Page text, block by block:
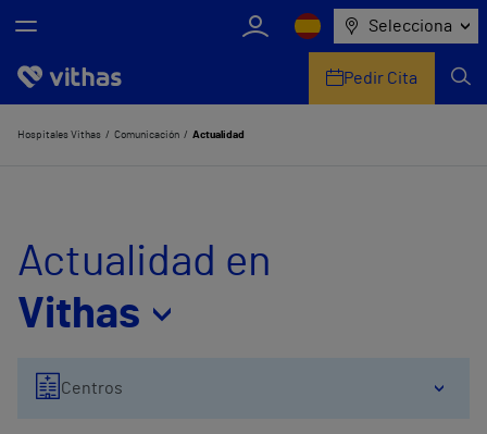
Selecciona
Nosotros
Comunicación
Pedir Cita
Hospitales Vithas Comunicación Actualidad
Actualidad en
Vithas
Centros